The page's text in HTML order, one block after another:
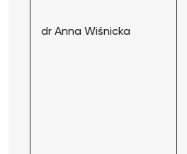
dr Anna Wiśnicka